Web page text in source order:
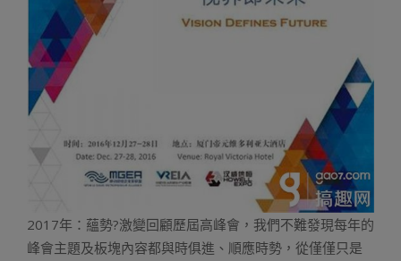
2017年：蘊勢?激變回顧歷屆高峰會，我們不難發現每年的
峰會主題及板塊內容都與時俱進、順應時勢，從僅僅只是